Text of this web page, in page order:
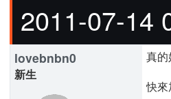
2011-07-14
lovebnbn0
新生
真的
快來